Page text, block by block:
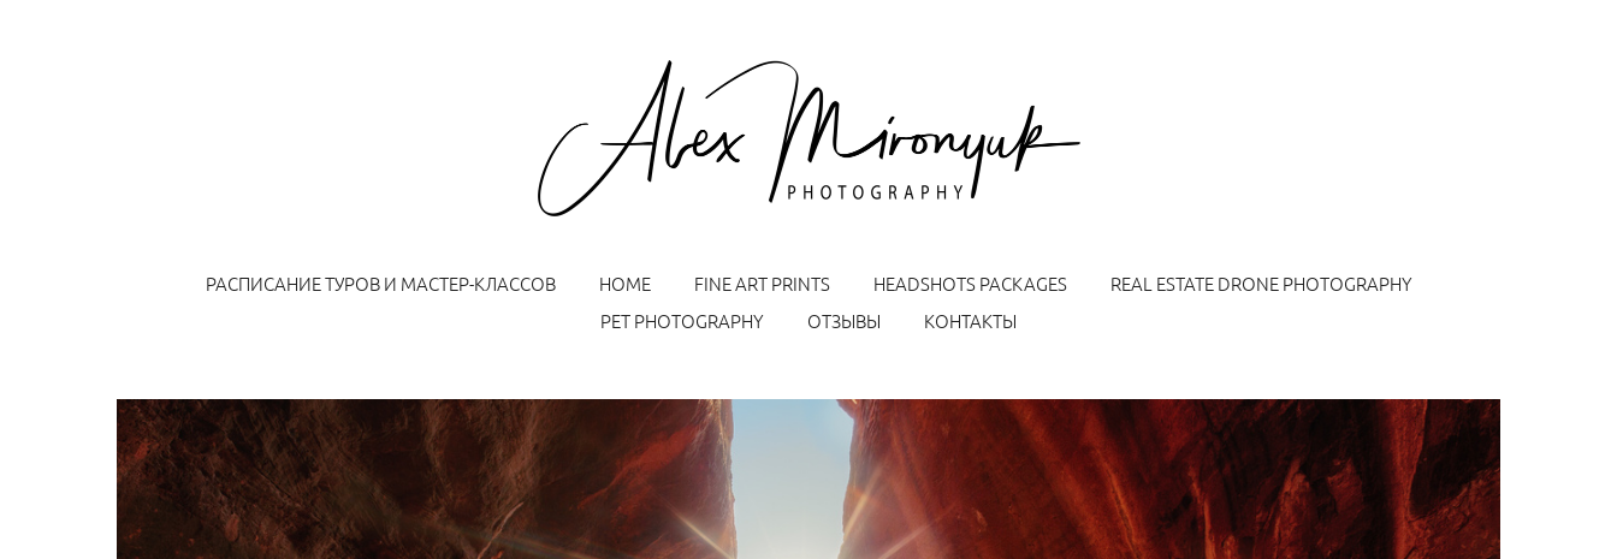
РАСПИСАНИЕ ТУРОВ И МАСТЕР-КЛАССОВ HOME FINE ART PRINTS HEADSHOTS PACKAGES
REAL ESTATE DRONE PHOTOGRAPHY
PET PHOTOGRAPHY
ОТЗЫВЫ КОНТАКТЫ
Sign up for Alex Mironyuk Photography Tours &
Workshops announcement emails
Name